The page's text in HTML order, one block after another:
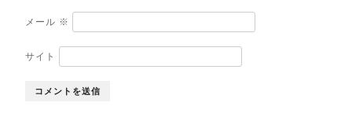
メール ※
サイト